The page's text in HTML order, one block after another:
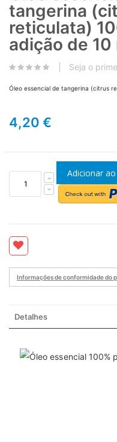
tangerina
reticulata)
adição de 10
Seja o
Óleo essencial de tangerina (citrus
4,20 €
Adicionar
Informações de conformidade do
Detalhes